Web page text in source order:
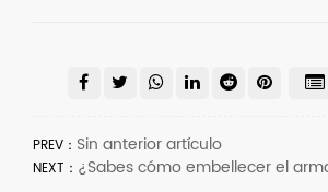
PREV： Sin anterior artículo
NEXT： ¿Sabes cómo embellecer el